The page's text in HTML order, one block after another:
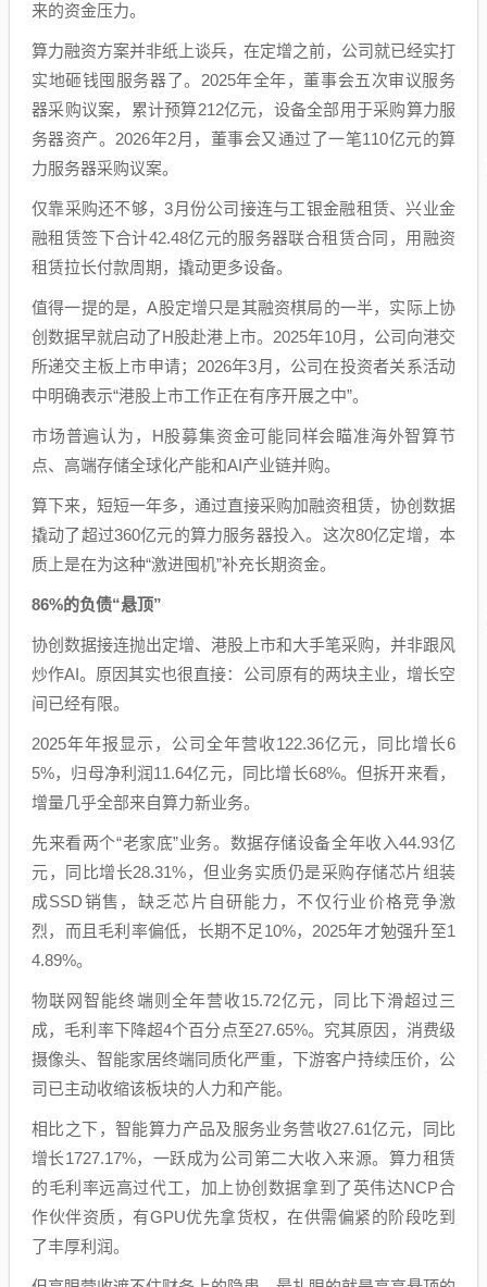
来的资金压力。
算力融资方案并非纸上谈兵，在定增之前，公司就已经实打
实地砸钱囤服务器了。2025年全年，董事会五次审议服务
器采购议案，累计预算212亿元，设备全部用于采购算力服
务器资产。2026年2月，董事会又通过了一笔110亿元的算
力服务器采购议案。
仅靠采购还不够，3月份公司接连与工银金融租赁、兴业金
融租赁签下合计42.48亿元的服务器联合租赁合同，用融资
租赁拉长付款周期，撬动更多设备。
值得一提的是，A股定增只是其融资棋局的一半，实际上协
创数据早就启动了H股赴港上市。2025年10月，公司向港交
所递交主板上市申请；2026年3月，公司在投资者关系活动
中明确表示“港股上市工作正在有序开展之中”。
市场普遍认为，H股募集资金可能同样会瞄准海外智算节
点、高端存储全球化产能和AI产业链并购。
算下来，短短一年多，通过直接采购加融资租赁，协创数据
撬动了超过360亿元的算力服务器投入。这次80亿定增，本
质上是在为这种“激进囤机”补充长期资金。
86%的负债“悬顶”
协创数据接连抛出定增、港股上市和大手笔采购，并非跟风
炒作AI。原因其实也很直接：公司原有的两块主业，增长空
间已经有限。
2025年年报显示，公司全年营收122.36亿元，同比增长6
5%，归母净利润11.64亿元，同比增长68%。但拆开来看，
增量几乎全部来自算力新业务。
先来看两个“老家底”业务。数据存储设备全年收入44.93亿
元，同比增长28.31%，但业务实质仍是采购存储芯片组装
成SSD销售，缺乏芯片自研能力，不仅行业价格竞争激
烈，而且毛利率偏低，长期不足10%，2025年才勉强升至1
4.89%。
物联网智能终端则全年营收15.72亿元，同比下滑超过三
成，毛利率下降超4个百分点至27.65%。究其原因，消费级
摄像头、智能家居终端同质化严重，下游客户持续压价，公
司已主动收缩该板块的人力和产能。
相比之下，智能算力产品及服务业务营收27.61亿元，同比
增长1727.17%，一跃成为公司第二大收入来源。算力租赁
的毛利率远高过代工，加上协创数据拿到了英伟达NCP合
作伙伴资质，有GPU优先拿货权，在供需偏紧的阶段吃到
了丰厚利润。